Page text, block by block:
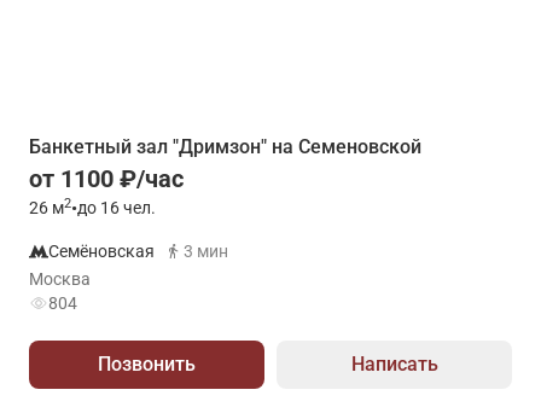
Банкетный зал "Дримзон" на Семеновской
от 1100 ₽/час
26 м2•до 16 чел.
Семёновская
3 мин
Москва
804
Позвонить Написать